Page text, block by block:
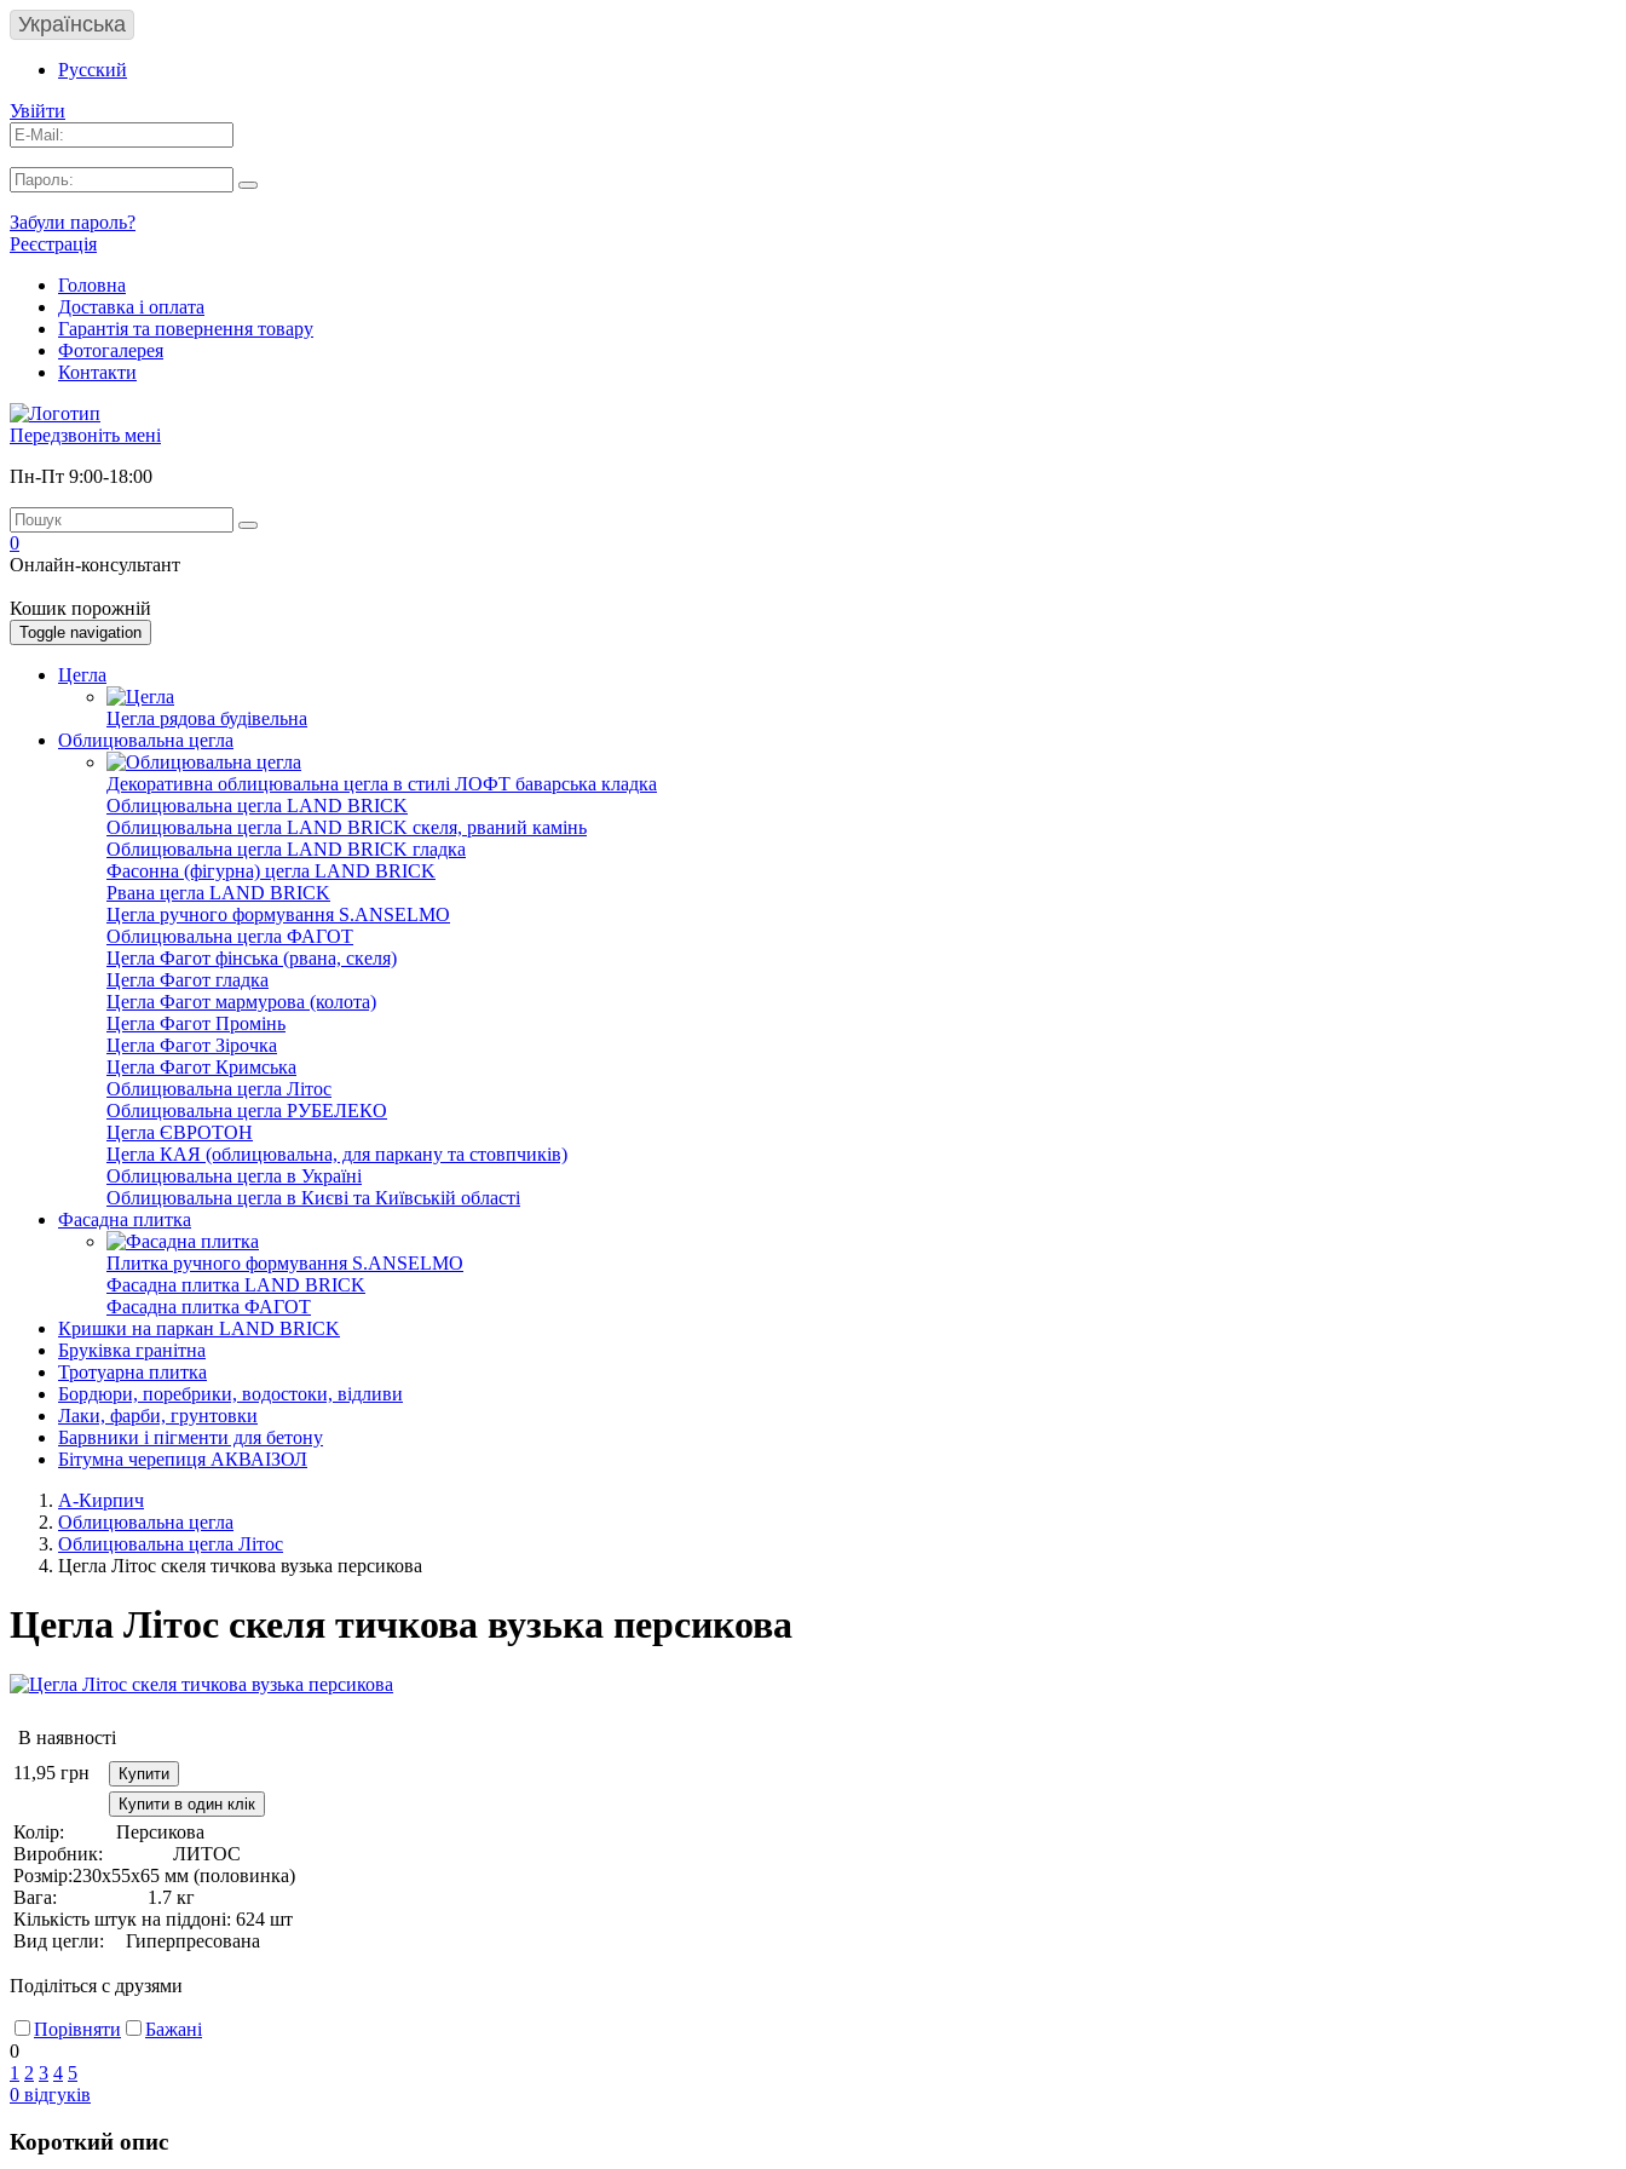
Українська
Русский
Увійти
Забули пароль?
Реєстрація
Головна
Доставка і оплата
Гарантія та повернення товару
Фотогалерея
Контакти
Передзвоніть мені
Пн-Пт 9:00-18:00
0
Онлайн-консультант
Кошик порожній
Toggle navigation
Цегла
Цегла рядова будівельна
Облицювальна цегла
Декоративна облицювальна цегла в стилі ЛОФТ баварська кладка
Облицювальна цегла LAND BRICK
Облицювальна цегла LAND BRICK скеля, рваний камінь
Облицювальна цегла LAND BRICK гладка
Фасонна (фігурна) цегла LAND BRICK
Рвана цегла LAND BRICK
Цегла ручного формування S.ANSELMO
Облицювальна цегла ФАГОТ
Цегла Фагот фінська (рвана, скеля)
Цегла Фагот гладка
Цегла Фагот мармурова (колота)
Цегла Фагот Промінь
Цегла Фагот Зірочка
Цегла Фагот Кримська
Облицювальна цегла Літос
Облицювальна цегла РУБЕЛЕКО
Цегла ЄВРОТОН
Цегла КАЯ (облицювальна, для паркану та стовпчиків)
Облицювальна цегла в Україні
Облицювальна цегла в Києві та Київській області
Фасадна плитка
Плитка ручного формування S.ANSELMO
Фасадна плитка LAND BRICK
Фасадна плитка ФАГОТ
Кришки на паркан LAND BRICK
Бруківка гранітна
Тротуарна плитка
Бордюри, поребрики, водостоки, відливи
Лаки, фарби, грунтовки
Барвники і пігменти для бетону
Бітумна черепиця АКВАІЗОЛ
А-Кирпич
Облицювальна цегла
Облицювальна цегла Літос
Цегла Літос скеля тичкова вузька персикова
Цегла Літос скеля тичкова вузька персикова
В наявності
11,95 грн
Купити
Купити в один клік
Колір:
Персикова
Виробник:
ЛИТОС
Розмір:230х55х65 мм (половинка)
Вага:
1.7 кг
Кількість штук на піддоні: 624 шт
Вид цегли:
Гиперпресована
Поділіться с друзями
Порівняти
Бажані
0
1 2 3 4 5
0 відгуків
Короткий опис